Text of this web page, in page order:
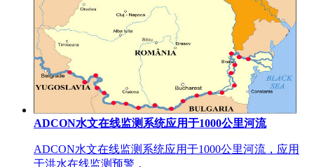
ADCON水文在线监测系统应用于1000公里河流
ADCON水文在线监测系统应用于1000公里河流，应用
于洪水在线监测预警，